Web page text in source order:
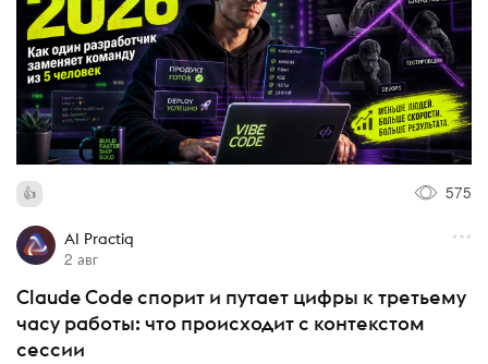
575
AI Practiq
2 авг
Claude Code спорит и путает цифры к третьему
часу работы: что происходит с контекстом
сессии